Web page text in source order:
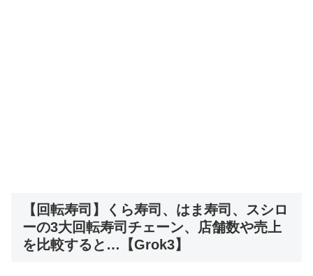
【回転寿司】くら寿司、はま寿司、スシロ
ーの3大回転寿司チェーン、店舗数や売上
を比較すると…【Grok3】